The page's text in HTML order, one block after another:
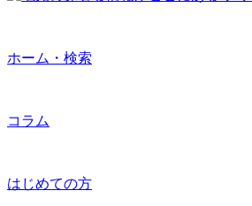
ホーム・検索
コラム
はじめての方